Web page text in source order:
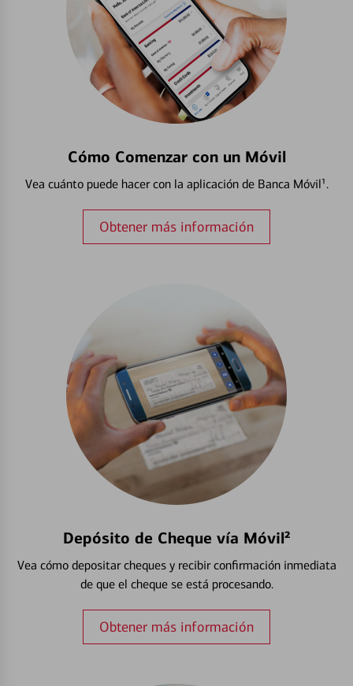
Cómo Comenzar con un Móvil
Vea cuánto puede hacer con la aplicación de Banca Móvil¹.
Obtener más información
Depósito de Cheque vía Móvil²
Vea cómo depositar cheques y recibir confirmación inmediata
de que el cheque se está procesando.
Obtener más información